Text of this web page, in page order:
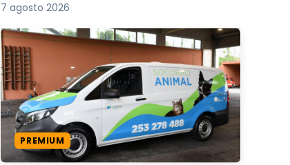
7 agosto 2026
PREMIUM